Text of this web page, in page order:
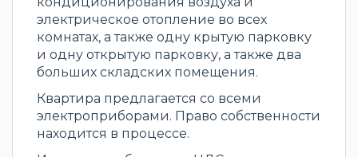
электрическое отопление во всех
комнатах, а также одну крытую парковку
и одну открытую парковку, а также два
больших складских помещения.
Квартира предлагается со всеми
электроприборами. Право собственности
находится в процессе.